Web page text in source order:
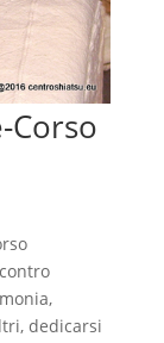
Corso
dedicarsi